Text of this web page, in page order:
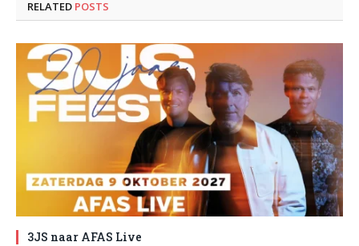
RELATED POSTS
3JS naar AFAS Live